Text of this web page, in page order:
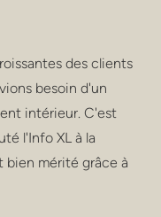
des clients
besoin d'un
intérieur. C'est
l'Info XL à la
mérité grâce à